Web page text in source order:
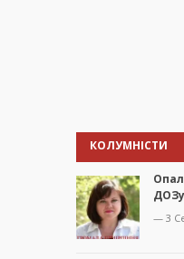
КОЛУМНІСТИ
— 3